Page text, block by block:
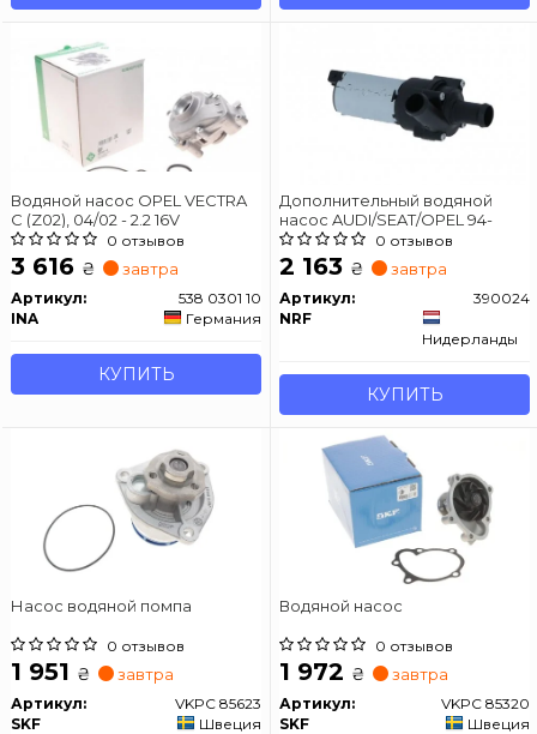
Водяной насос OPEL VECTRA
C (Z02), 04/02 - 2.2 16V
0 отзывов
3 616 ₴ завтра
Артикул:
538 0301 10
INA
Германия
КУПИТЬ
Дополнительный водяной
насос AUDI/SEAT/OPEL 94-
0 отзывов
2 163 ₴ завтра
Артикул:
390024
NRF
Нидерланды
КУПИТЬ
Насос водяной помпа
0 отзывов
1 951 ₴ завтра
Артикул:
VKPC 85623
SKF
Швеция
Водяной насос
0 отзывов
1 972 ₴ завтра
Артикул:
VKPC 85320
SKF
Швеция